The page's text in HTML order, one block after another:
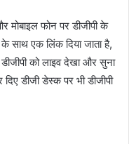
फोन पर डीजीपी के
साथ एक लिंक दिया जाता है,
को लाइव देखा और सुना
डीजी डेस्क पर भी डीजीपी